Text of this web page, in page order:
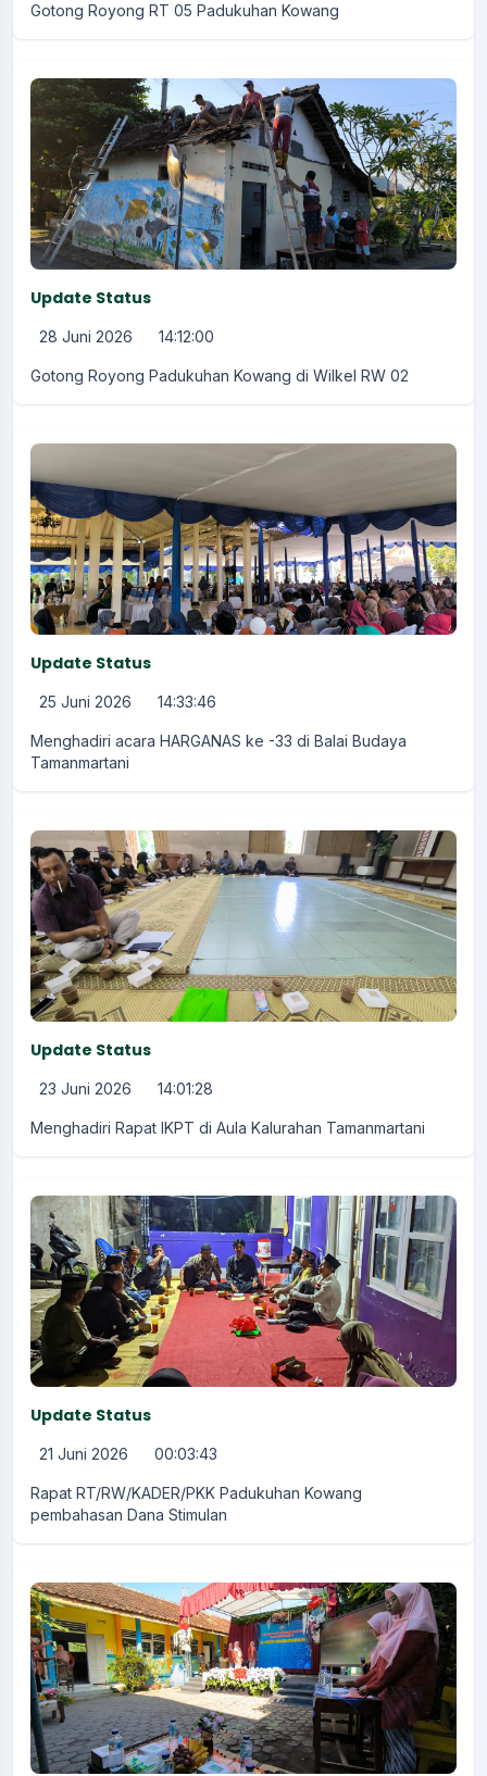
Gotong Royong RT 05 Padukuhan Kowang
Update Status
28 Juni 2026 14:12:00
Gotong Royong Padukuhan Kowang di Wilkel RW 02
Update Status
25 Juni 2026 14:33:46
Menghadiri acara HARGANAS ke -33 di Balai Budaya
Tamanmartani
Update Status
23 Juni 2026 14:01:28
Menghadiri Rapat IKPT di Aula Kalurahan Tamanmartani
Update Status
21 Juni 2026 00:03:43
Rapat RT/RW/KADER/PKK Padukuhan Kowang
pembahasan Dana Stimulan